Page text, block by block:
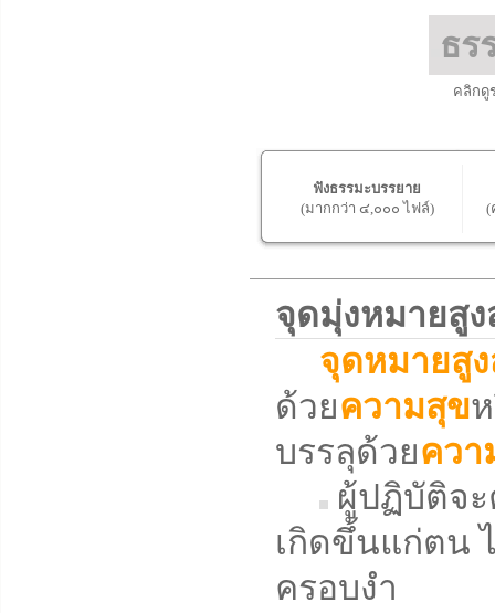
ธร
คลิกดู
ฟังธรรมะบรรยาย
(มากกว่า ๔,๐๐๐ ไฟล์)
(
จุดมุ่งหมายสู
จุดหมายสู
ด้วยความสุข
บรรลุด้วยคว
ผู้ปฏิบัติจะ
เกิดขึ้นแก่ตน
ครอบงำ